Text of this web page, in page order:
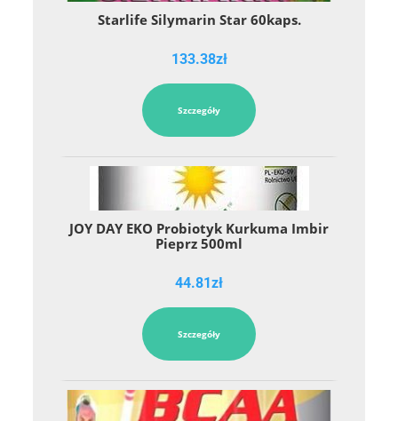
Starlife Silymarin Star 60kaps.
133.38zł
Szczegóły
JOY DAY EKO Probiotyk Kurkuma Imbir
Pieprz 500ml
44.81zł
Szczegóły